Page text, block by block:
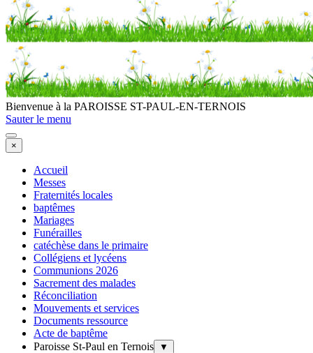
Bienvenue à la PAROISSE ST-PAUL-EN-TERNOIS
Sauter le menu
×
Accueil
Messes
Fraternités locales
baptêmes
Mariages
Funérailles
catéchèse dans le primaire
Collégiens et lycéens
Communions 2026
Sacrement des malades
Réconciliation
Mouvements et services
Documents ressource
Acte de baptême
Paroisse St-Paul en Ternois
▼